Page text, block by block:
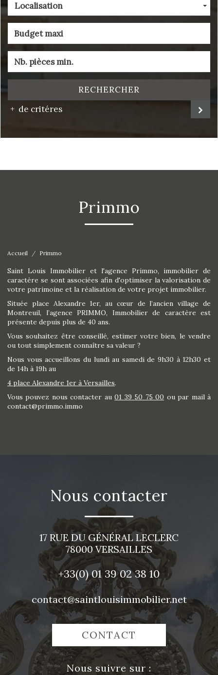
Localisation
RECHERCHER
de critéres
primmo
Accueil Primmo
Saint Louis Immobilier et l'agence Primmo, immobilier de
caractère se sont associées afin d'optimiser la valorisation de
votre patrimoine et la réalisation de votre projet immobilier.
Située place Alexandre 1er, au cœur de l’ancien village de
Montreuil, l’agence PRIMMO, Immobilier de caractère est
présente depuis plus de 40 ans.
Vous souhaitez être conseillé, estimer votre bien, le vendre
ou tout simplement connaître sa valeur ?
Nous vous accueillons du lundi au samedi de 9h30 à 12h30 et
de 14h à 19h au
4 place Alexandre 1er à Versailles.
Vous pouvez nous contacter au01 39 50 75 00 ou par mail à
contact@primmo.immo
nous contacter
17 RUE DU GÉNÉRAL LECLERC
78000 VERSAILLES
+33(0) 01 39 02 38 10
contact@saintlouisimmobilier.net
CONTACT
nous suivre sur :